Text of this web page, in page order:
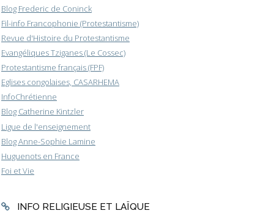
Blog Frederic de Coninck
Fil-info Francophonie (Protestantisme)
Revue d'Histoire du Protestantisme
Evangéliques Tziganes (Le Cossec)
Protestantisme français (FPF)
Eglises congolaises, CASARHEMA
InfoChrétienne
Blog Catherine Kintzler
Ligue de l'enseignement
Blog Anne-Sophie Lamine
Huguenots en France
Foi et Vie
INFO RELIGIEUSE ET LAÏQUE